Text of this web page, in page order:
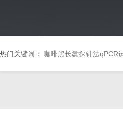
热门关键词： 咖啡黑长蠹探针法qPCR